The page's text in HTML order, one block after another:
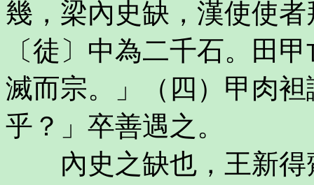
幾，梁內史缺，漢使使
〔徒〕中為二千石。田
滅而宗。」（四）甲肉
乎？」卒善遇之。
內史之缺也，王新得